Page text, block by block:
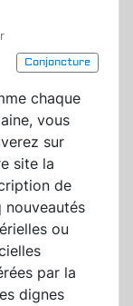
Conjoncture
chaque
vous
sur
site la
de
nouveautés
ou
par la
dignes